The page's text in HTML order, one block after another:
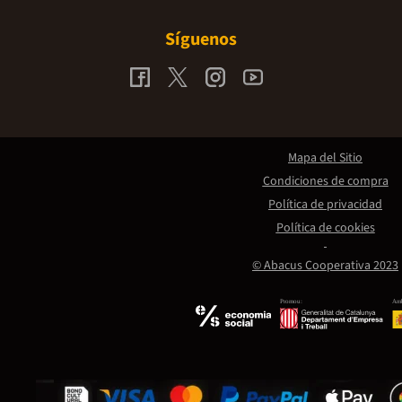
Síguenos
Promou:
© Abacus Cooperativa 2023
Mapa del Sitio
Condiciones de compra
Política de privacidad
Política de cookies